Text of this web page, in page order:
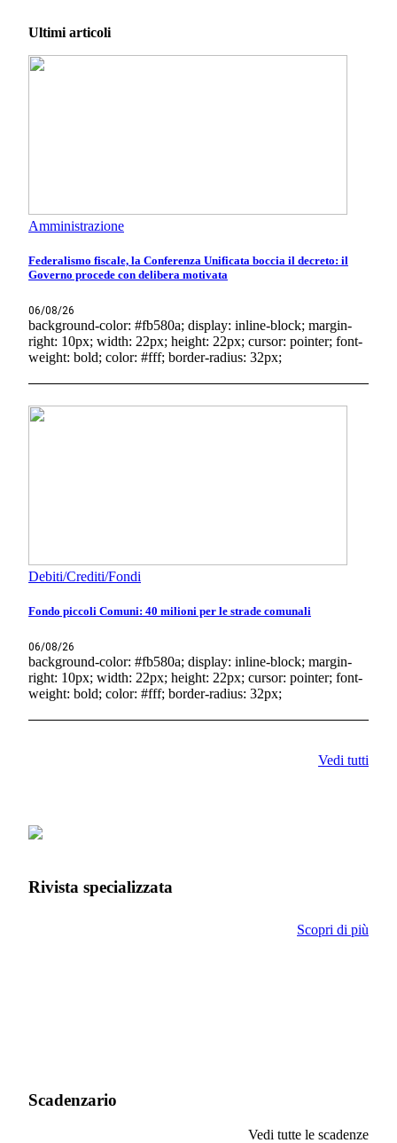
Ultimi articoli
Amministrazione
Federalismo fiscale, la Conferenza Unificata boccia il decreto: il
Governo procede con delibera motivata
06/08/26
background-color: #fb580a; display: inline-block; margin-
right: 10px; width: 22px; height: 22px; cursor: pointer; font-
weight: bold; color: #fff; border-radius: 32px;
Debiti/Crediti/Fondi
Fondo piccoli Comuni: 40 milioni per le strade comunali
06/08/26
background-color: #fb580a; display: inline-block; margin-
right: 10px; width: 22px; height: 22px; cursor: pointer; font-
weight: bold; color: #fff; border-radius: 32px;
Vedi tutti
Rivista specializzata
Scopri di più
Scadenzario
Vedi tutte le scadenze